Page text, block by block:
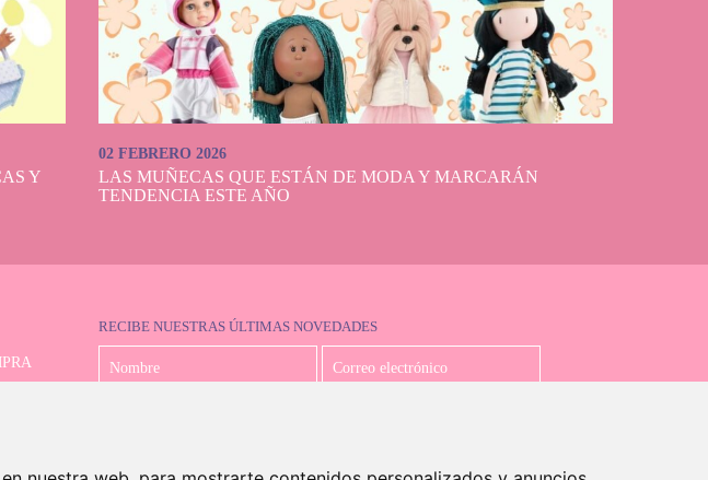
Y
02 FEBRERO 2026
LAS MUÑECAS QUE ESTÁN DE MODA Y MARCARÁN
TENDENCIA ESTE AÑO
RECIBE NUESTRAS ÚLTIMAS NOVEDADES